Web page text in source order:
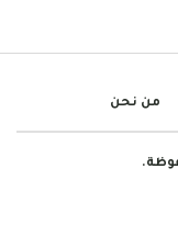
من نحن